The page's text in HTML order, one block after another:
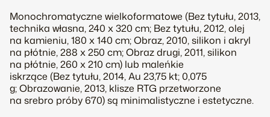
Monochromatyczne wielkoformatowe (Bez tytułu, 2013,
technika własna, 240 x 320 cm; Bez tytułu, 2012, olej
na kamieniu, 180 x 140 cm;Obraz,2010, silikon i akryl
na płótnie, 288 x 250 cm;Obraz drugi, 2011, silikon
na płótnie, 260 x 210 cm) lub maleńkie
iskrzące (Bez tytułu, 2014, Au 23,75 kt; 0,075
g;Obrazowanie, 2013, klisze RTG przetworzone
na srebro próby 670) są minimalistyczne i estetyczne.